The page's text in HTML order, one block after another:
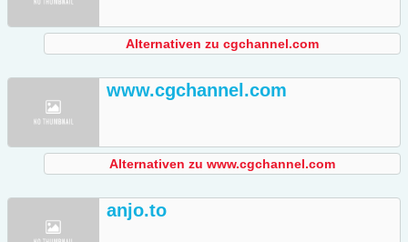
Alternativen zu cgchannel.com
www.cgchannel.com
Alternativen zu www.cgchannel.com
anjo.to